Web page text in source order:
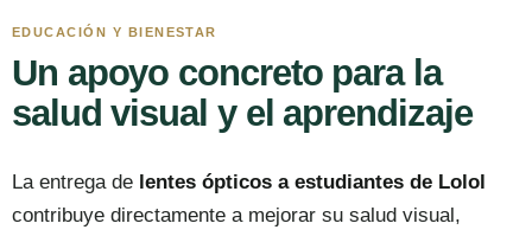
EDUCACIÓN Y BIENESTAR
Un apoyo concreto para la
salud visual y el aprendizaje
La entrega de lentes ópticos a estudiantes de Lolol
contribuye directamente a mejorar su salud visual,